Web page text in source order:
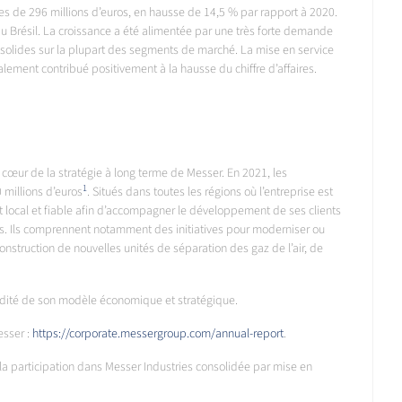
de 296 millions d’euros, en hausse de 14,5 % par rapport à 2020.
La croissance a été alimentée par une très forte demande
sur la plupart des segments de marché. La mise en service
contribué positivement à la hausse du chiffre d’affaires.
de la stratégie à long terme de Messer. En 2021, les
d’euros1. Situés dans toutes les régions où l’entreprise est
et fiable afin d’accompagner le développement de ses clients
Ils comprennent notamment des initiatives pour moderniser ou
de nouvelles unités de séparation des gaz de l’air, de
de son modèle économique et stratégique.
: https://corporate.messergroup.com/annual-report.
participation dans Messer Industries consolidée par mise en